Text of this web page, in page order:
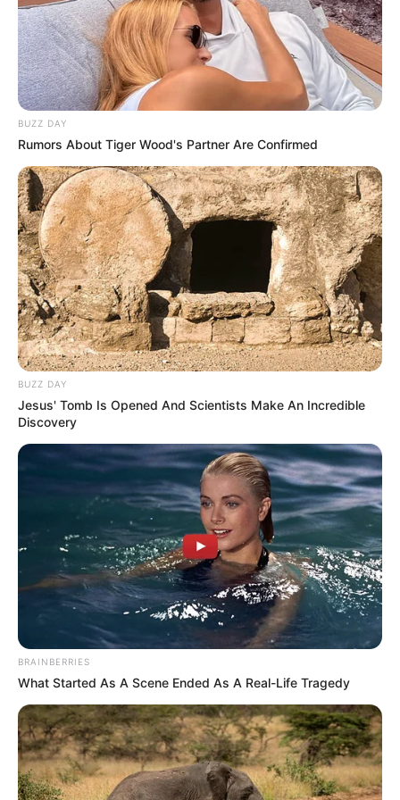
PMU à consulter ici!
Synthèse incontournable du Quinté du jour
en 5 chevaux proposée par Logic-Prono
Obtenez en quelques secondes le meilleur
pronostic Quinté du jour. Grâce à cette nouvelle version de
LOGIC-PRONO, le simulateur automatique de pronostics
PMU. Véritable service en or offert aux parieurs, pour un
Turf 100% gratuit. Choisissez parmi les 38 pronostics de la
presse du jour et passez les à la « moulinette ».
Quelle est l’arrivée et qui est le cheval
gagnant du PRIX HERA ?
13 – 10 – 9 – 11 – 8
BUZZ DAY
Rumors About Tiger Wood's Partner Are Confirmed
BUZZ DAY
Jesus' Tomb Is Opened And Scientists Make An Incredible
Discovery
BRAINBERRIES
What Started As A Scene Ended As A Real-Life Tragedy